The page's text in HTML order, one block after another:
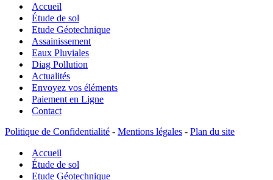
Étude
de
sol
–
Supervision
Géotechnique
d’exécution
Accueil
Étude de sol
Etude Géotechnique
Assainissement
Eaux Pluviales
Diag Pollution
Actualités
Envoyez vos éléments
Paiement en Ligne
Contact
Politique de Confidentialité - Mentions légales - Plan du site
Accueil
Étude de sol
Etude Géotechnique